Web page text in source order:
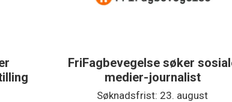
FriFagbevegelse søker
medier-journalist
Søknadsfrist: 23. august